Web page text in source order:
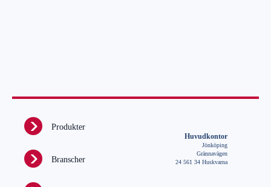
Produkter
Branscher
Huvudkontor
Jönköping
Grännavägen
24 561 34 Huskvarna